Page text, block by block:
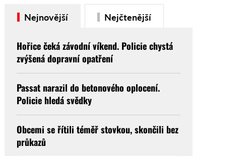
Nejnovější Nejčtenější
Hořice čeká závodní víkend. Policie chystá
zvýšená dopravní opatření
Passat narazil do betonového oplocení.
Policie hledá svědky
Obcemi se řítili téměř stovkou, skončili bez
průkazů